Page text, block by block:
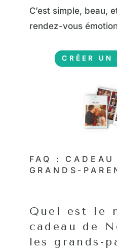
C’est simple, beau,
rendez-vous
CRÉER UN
FAQ : CADEAU
GRANDS-
Quel est le
cadeau de
les grands-